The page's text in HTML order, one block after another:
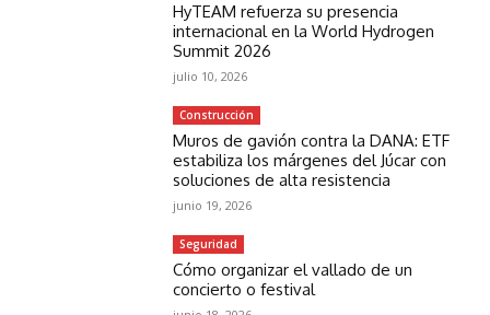
HyTEAM refuerza su presencia
internacional en la World Hydrogen
Summit 2026
julio 10, 2026
Construcción
Muros de gavión contra la DANA: ETF
estabiliza los márgenes del Júcar con
soluciones de alta resistencia
junio 19, 2026
Seguridad
Cómo organizar el vallado de un
concierto o festival